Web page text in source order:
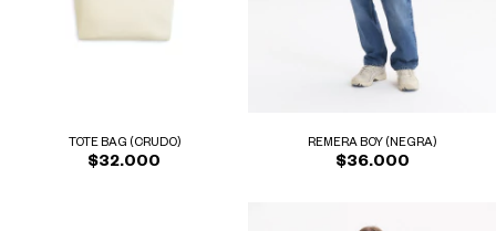
TOTE BAG (CRUDO)
$32.000
REMERA BOY (NEGRA)
$36.000